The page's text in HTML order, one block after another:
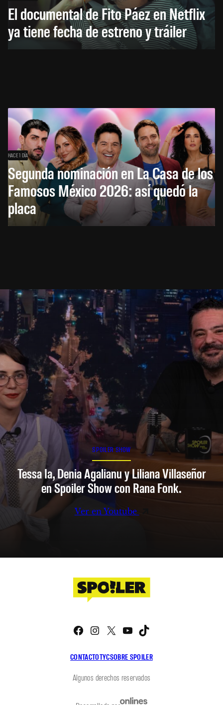
El documental de Fito Páez en Netflix
ya tiene fecha de estreno y tráiler
HACE 1 DÍA
Segunda nominación en La Casa de los
Famosos México 2026: así quedó la
placa
SPOILER SHOW
Tessa Ia, Denia Agalianu y Liliana Villaseñor
en Spoiler Show con Rana Fonk.
Ver en Youtube
CONTACTOTYCSOBRE SPOILER
Facebook
Instagram
X YouTube
Algunos derechos reservados